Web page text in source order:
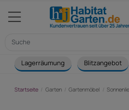
Lagerräumung Blitzangebot
Startseite Garten Gartenmöbel